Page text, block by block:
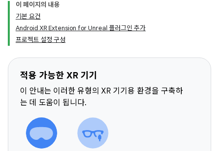
이 페이지의 내용
기본 요건
Android XR Extension for Unreal 플러그인 추가
프로젝트 설정 구성
적용 가능한 XR 기기
이 안내는 이러한 유형의 XR 기기용 환경을 구축하
는 데 도움이 됩니다.